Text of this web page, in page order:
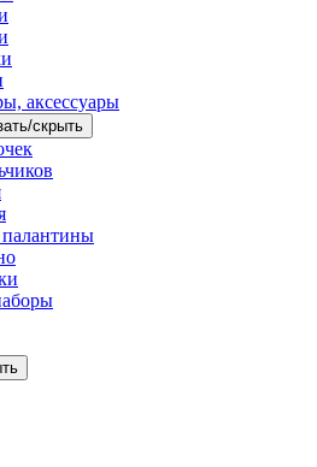
аксессуары
скрыть